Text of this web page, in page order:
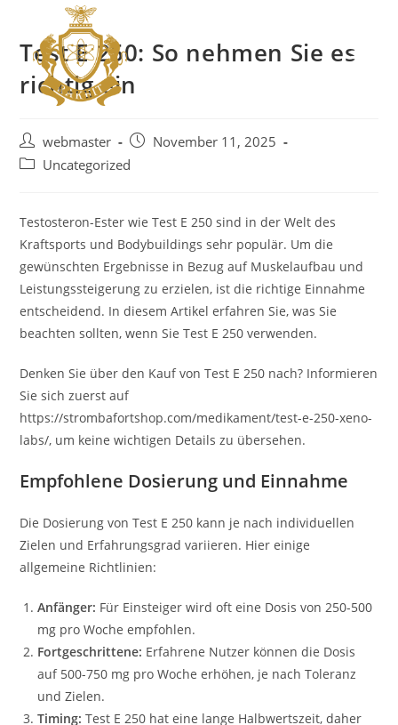
Test E 250: So nehmen Sie es
richtig ein
webmaster
November 11, 2025
Uncategorized
Testosteron-Ester wie Test E 250 sind in der Welt des
Kraftsports und Bodybuildings sehr populär. Um die
gewünschten Ergebnisse in Bezug auf Muskelaufbau und
Leistungssteigerung zu erzielen, ist die richtige Einnahme
entscheidend. In diesem Artikel erfahren Sie, was Sie
beachten sollten, wenn Sie Test E 250 verwenden.
Denken Sie über den Kauf von Test E 250 nach? Informieren
Sie sich zuerst auf
https://strombafortshop.com/medikament/test-e-250-xeno-
labs/, um keine wichtigen Details zu übersehen.
Empfohlene Dosierung und Einnahme
Die Dosierung von Test E 250 kann je nach individuellen
Zielen und Erfahrungsgrad variieren. Hier einige
allgemeine Richtlinien:
Anfänger: Für Einsteiger wird oft eine Dosis von 250-500
mg pro Woche empfohlen.
Fortgeschrittene: Erfahrene Nutzer können die Dosis
auf 500-750 mg pro Woche erhöhen, je nach Toleranz
und Zielen.
Timing: Test E 250 hat eine lange Halbwertszeit, daher